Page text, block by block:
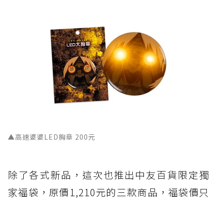
▲高速婆婆LED胸章 200元
除了各式新品，這次也推出中友百貨限定獨
家福袋，原價1,210元的三款商品，福袋價只